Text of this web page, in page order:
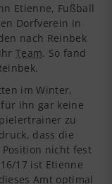
Etienne, Fußball
Dorfverein in
nach Reinbek
ihrTeam. So fand
im Winter,
ihn gar keine
zu
dass die
nicht fest
17 ist Etienne
Amt optimal